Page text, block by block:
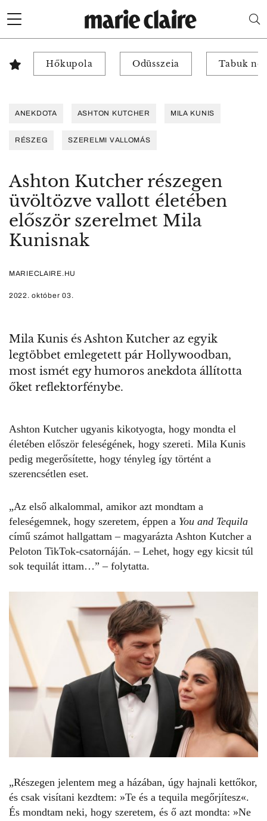
Hőkupola Odüsszeia Tabuk
ANEKDOTA ASHTON KUTCHER MILA KUNIS
RÉSZEG SZERELMI VALLOMÁS
Ashton Kutcher részegen
üvöltözve vallott életében
először szerelmet Mila
Kunisnak
MARIECLAIRE.HU
2022. október 03.
Mila Kunis és Ashton Kutcher az egyik
legtöbbet emlegetett pár Hollywoodban,
most ismét egy humoros anekdota állította
őket reflektorfénybe.
Ashton Kutcher ugyanis kikotyogta, hogy mondta el
életében először feleségének, hogy szereti. Mila Kunis
pedig megerősítette, hogy tényleg így történt a
szerencsétlen eset.
„Az első alkalommal, amikor azt mondtam a
feleségemnek, hogy szeretem, éppen a You and Tequila
című számot hallgattam – magyarázta Ashton Kutcher a
Peloton TikTok-csatornáján. – Lehet, hogy egy kicsit túl
sok tequilát ittam…” – folytatta.
„Részegen jelentem meg a házában, úgy hajnali kettőkor,
és csak visítani kezdtem: »Te és a tequila megőrjítesz«.
És mondtam neki, hogy szeretem, és ő azt mondta: »Ne